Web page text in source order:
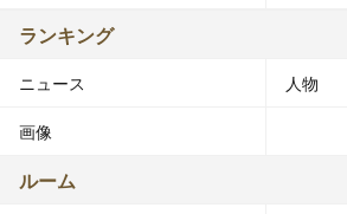
ランキング
ニュース 人物
画像
ルーム